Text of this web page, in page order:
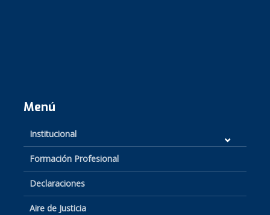
Menú
Institucional
Formación Profesional
Declaraciones
Aire de Justicia